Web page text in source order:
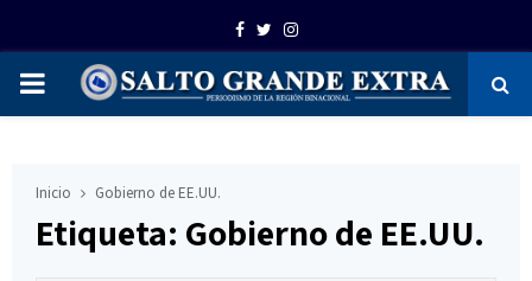
Facebook
TwitterInstagram
PRIMARY
Inicio Gobierno de EE.UU.
Etiqueta: Gobierno de EE.UU.